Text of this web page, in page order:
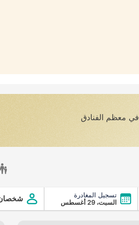
في معظم الفنادق
تسجيل المغادرة
السبت، 29 أغسطس
شخصان